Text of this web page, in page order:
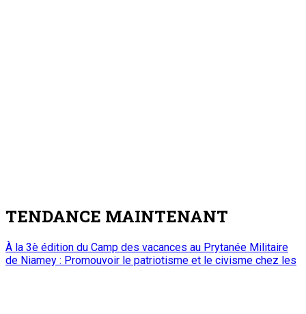
TENDANCE MAINTENANT
À la 3è édition du Camp des vacances au Prytanée Militaire
de Niamey : Promouvoir le patriotisme et le civisme chez les